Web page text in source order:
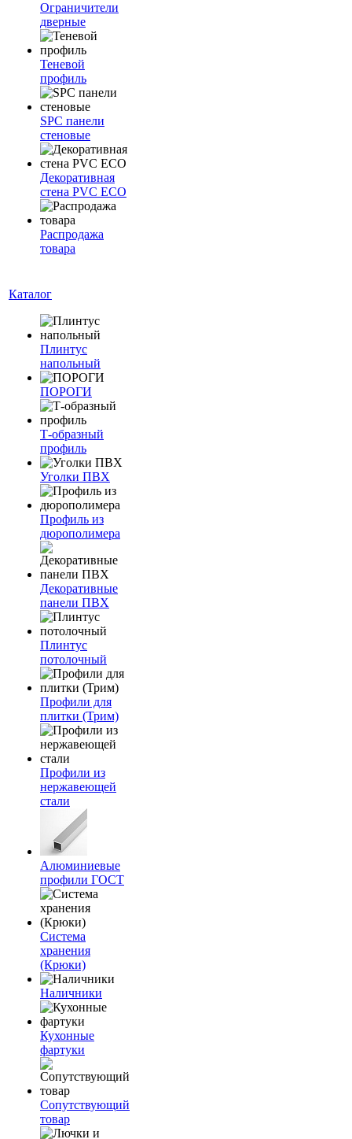
Ограничители
дверные
Теневой
профиль
SPC панели
стеновые
Декоративная
стена PVC ECO
Распродажа
товара
Каталог
Плинтус
напольный
ПОРОГИ
Т-образный
профиль
Уголки ПВХ
Профиль из
дюрополимера
Декоративные
панели ПВХ
Плинтус
потолочный
Профили для
плитки (Трим)
Профили из
нержавеющей
стали
Алюминиевые
профили ГОСТ
Система
хранения
(Крюки)
Наличники
Кухонные
фартуки
Сопутствующий
товар